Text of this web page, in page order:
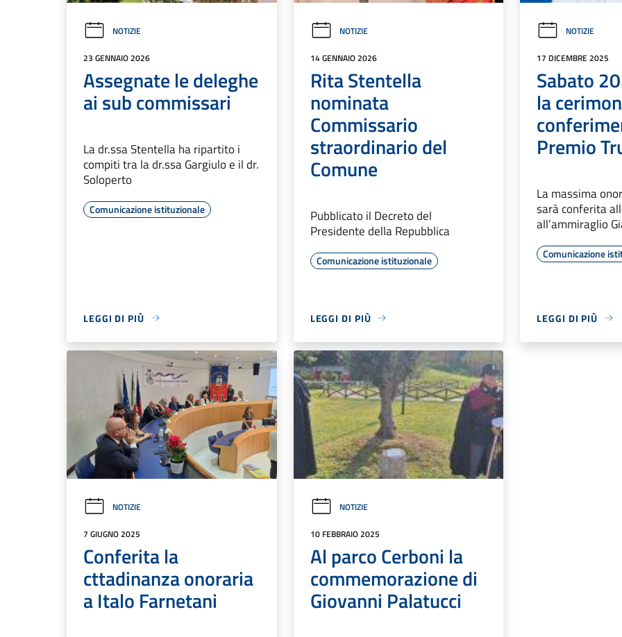
NOTIZIE
23 GENNAIO 2026
Assegnate le deleghe
ai sub commissari
La dr.ssa Stentella ha ripartito i
compiti tra la dr.ssa Gargiulo e il dr.
Soloperto
Comunicazione istituzionale
LEGGI DI PIÙ
NOTIZIE
14 GENNAIO 2026
Rita Stentella
nominata
Commissario
straordinario del
Comune
Pubblicato il Decreto del
Presidente della Repubblica
Comunicazione istituzionale
LEGGI DI PIÙ
NOTIZIE
17 DICEMBRE 2025
Sabato
la
Premio
La massima
sarà conferita
all’ammiraglio
Comunicazione
LEGGI DI PIÙ
NOTIZIE
7 GIUGNO 2025
Conferita la
cttadinanza onoraria
a Italo Farnetani
NOTIZIE
10 FEBBRAIO 2025
Al parco Cerboni la
commemorazione di
Giovanni Palatucci